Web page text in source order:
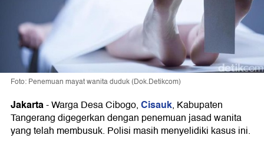
Foto: Penemuan mayat wanita duduk (Dok.Detikcom)
Jakarta-Warga Desa Cibogo,Cisauk, Kabupaten
Tangerang digegerkan dengan penemuan jasad wanita
yang telah membusuk. Polisi masih menyelidiki kasus ini.